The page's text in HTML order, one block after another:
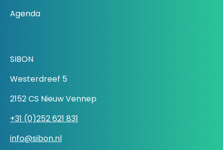
Agenda
SIBON
Westerdreef 5
2152 CS Nieuw Vennep
+31 (0)252 621 831
info@sibon.nl